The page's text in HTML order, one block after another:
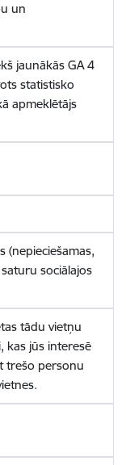
un
jaunākās GA 4
statistisko
apmeklētājs
(nepieciešamas,
sociālajos
tādu vietņu
kas jūs interesē
trešo personu